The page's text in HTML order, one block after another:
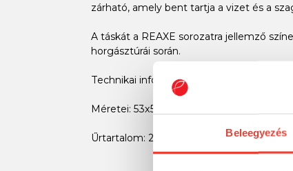
Beleegyezés
zárható, amely bent tartja a vizet és a
A táskát a REAXE sorozatra jellemző
horgásztúrái során.
Technikai információk:
Méretei: 53x53x10 cm
Űrtartalom: 28L